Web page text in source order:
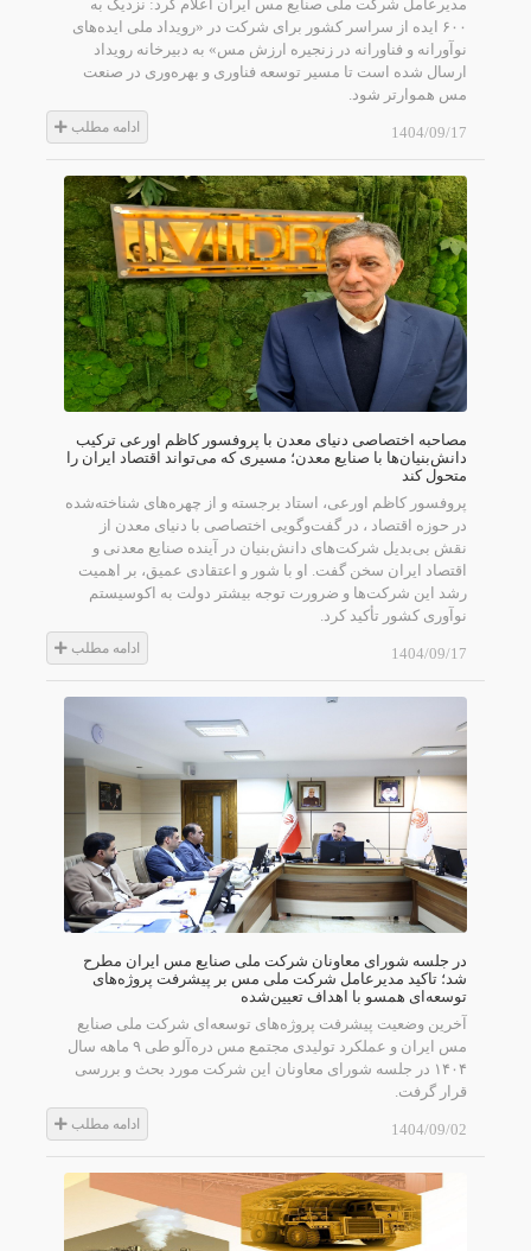
مدیرعامل شرکت ملی صنایع مس ایران اعلام کرد: نزدیک به
۶۰۰ ایده از سراسر کشور برای شرکت در «رویداد ملی ایده‌های
نوآورانه و فناورانه در زنجیره ارزش مس» به دبیرخانه رویداد
ارسال شده است تا مسیر توسعه فناوری و بهره‌وری در صنعت
مس هموارتر شود.
1404/09/17 ادامه مطلب
مصاحبه اختصاصی دنیای معدن با پروفسور کاظم اورعی ترکیب
دانش‌بنیان‌ها با صنایع معدن؛ مسیری که می‌تواند اقتصاد ایران را
متحول کند
پروفسور کاظم اورعی، استاد برجسته و از چهره‌های شناخته‌شده
در حوزه اقتصاد ، در گفت‌وگویی اختصاصی با دنیای معدن از
نقش بی‌بدیل شرکت‌های دانش‌بنیان در آینده صنایع معدنی و
اقتصاد ایران سخن گفت. او با شور و اعتقادی عمیق، بر اهمیت
رشد این شرکت‌ها و ضرورت توجه بیشتر دولت به اکوسیستم
نوآوری کشور تأکید کرد.
1404/09/17 ادامه مطلب
در جلسه شورای معاونان شرکت ملی صنایع مس ایران مطرح
شد؛ تاکید مدیرعامل شرکت ملی مس بر پیشرفت پروژه‌های
توسعه‌ای همسو با اهداف تعیین‌شده
آخرین وضعیت پیشرفت پروژه‌های توسعه‌ای شرکت ملی صنایع
مس ایران و عملکرد تولیدی مجتمع مس دره‌آلو طی ۹ ماهه سال
۱۴۰۴ در جلسه شورای معاونان این شرکت مورد بحث و بررسی
قرار گرفت.
1404/09/02 ادامه مطلب